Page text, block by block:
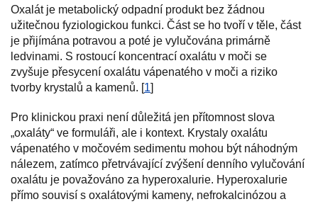
Oxalát je metabolický odpadní produkt bez žádnou
užitečnou fyziologickou funkci. Část se ho tvoří v těle, část
je přijímána potravou a poté je vylučována primárně
ledvinami. S rostoucí koncentrací oxalátu v moči se
zvyšuje přesycení oxalátu vápenatého v moči a riziko
tvorby krystalů a kamenů. [1]
Pro klinickou praxi není důležitá jen přítomnost slova
„oxaláty“ ve formuláři, ale i kontext. Krystaly oxalátu
vápenatého v močovém sedimentu mohou být náhodným
nálezem, zatímco přetrvávající zvýšení denního vylučování
oxalátu je považováno za hyperoxalurie. Hyperoxalurie
přímo souvisí s oxalátovými kameny, nefrokalcinózou a